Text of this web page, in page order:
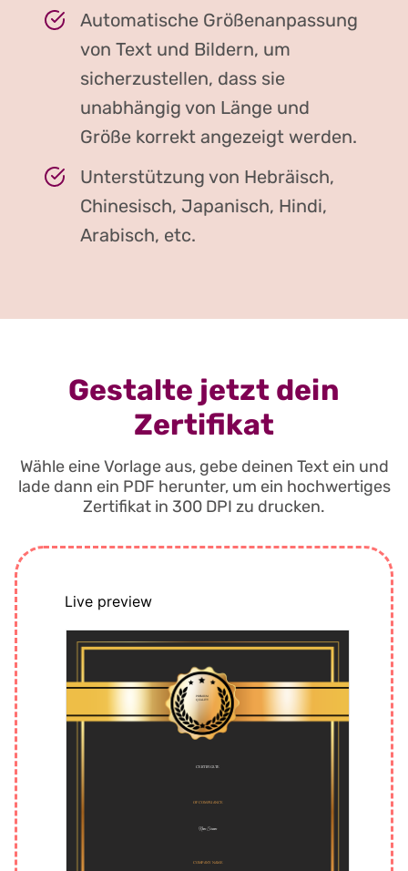
Automatische Größenanpassung
von Text und Bildern, um
sicherzustellen, dass sie
unabhängig von Länge und
Größe korrekt angezeigt werden.
Unterstützung von Hebräisch,
Chinesisch, Japanisch, Hindi,
Arabisch, etc.
Gestalte jetzt dein
Zertifikat
Wähle eine Vorlage aus, gebe deinen Text ein und
lade dann ein PDF herunter, um ein hochwertiges
Zertifikat in 300 DPI zu drucken.